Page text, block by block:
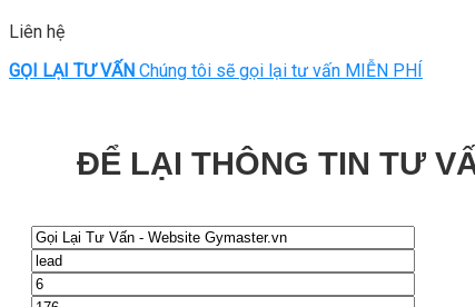
Liên hệ
GỌI LẠI TƯ VẤN Chúng tôi sẽ gọi lại tư vấn MIỄN PHÍ
ĐỂ LẠI THÔNG TIN TƯ